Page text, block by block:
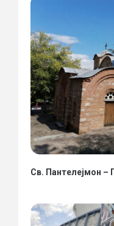
Св. Пантелејмон –